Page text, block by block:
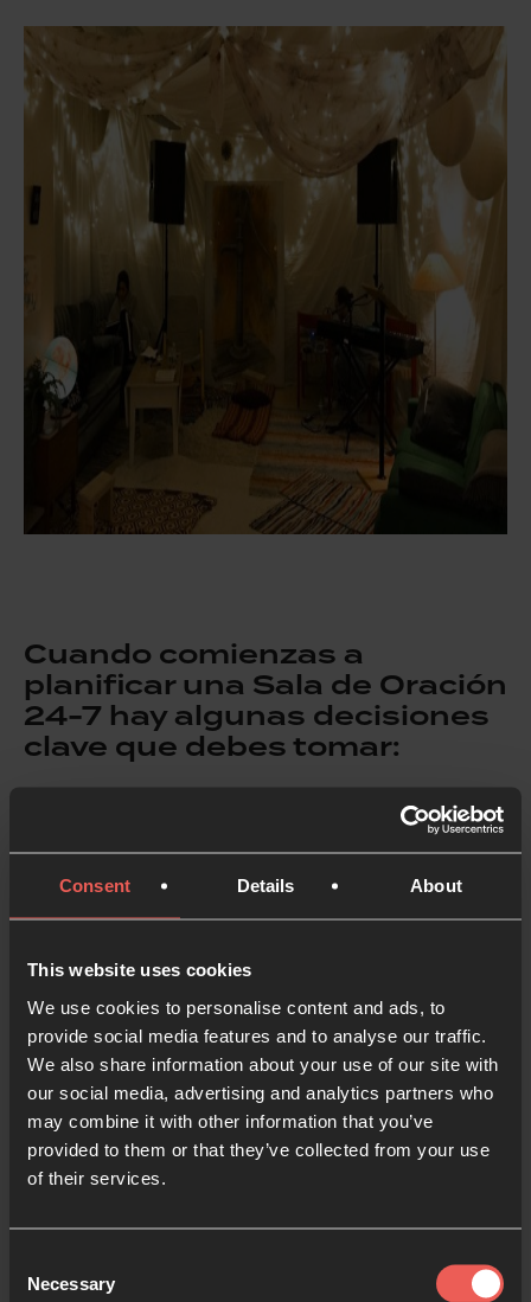
Consent Details About
This website uses cookies
We use cookies to personalise content and ads, to
provide social media features and to analyse our traffic.
We also share information about your use of our site with
our social media, advertising and analytics partners who
may combine it with other information that you’ve
provided to them or that they’ve collected from your use
of their services.
Selection
Necessary
Cuando comienzas a
planificar una Sala de Oración
24-7 hay algunas decisiones
clave que debes tomar:
¿Dónde la llevarás a cabo?
accesible, seguro para que las personas estén allí
¿Será de forma presencial o
virtual?
Esto dependerá de dónde se encuentre tu
comunidad y de sus necesidades de acceso.
orar?
Esto depende completamente del tamaño de tu